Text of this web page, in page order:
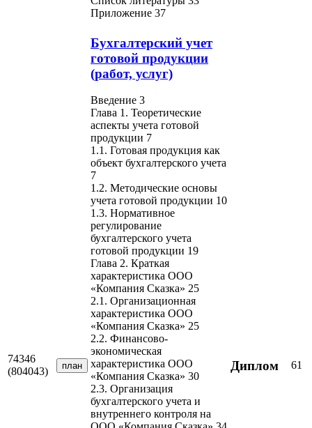
Приложение 37
74346
(804043)
план
Бухгалтерский учет
готовой продукции
(работ, услуг)
Введение 3
Глава 1. Теоретические
аспекты учета готовой
продукции 7
1.1. Готовая продукция как
объект бухгалтерского учета
7
1.2. Методические основы
учета готовой продукции 10
1.3. Нормативное
регулирование
бухгалтерского учета
готовой продукции 19
Глава 2. Краткая
характеристика ООО
«Компания Сказка» 25
2.1. Организационная
характеристика ООО
«Компания Сказка» 25
2.2. Финансово-
экономическая
характеристика ООО
«Компания Сказка» 30
2.3. Организация
бухгалтерского учета и
внутреннего контроля на
Диплом 61